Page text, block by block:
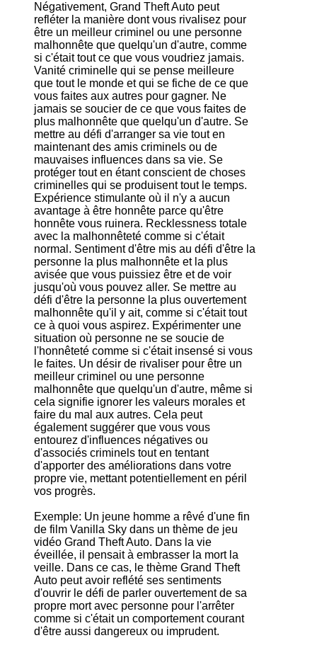
Négativement, Grand Theft Auto peut
refléter la manière dont vous rivalisez pour
être un meilleur criminel ou une personne
malhonnête que quelqu'un d'autre, comme
si c'était tout ce que vous voudriez jamais.
Vanité criminelle qui se pense meilleure
que tout le monde et qui se fiche de ce que
vous faites aux autres pour gagner. Ne
jamais se soucier de ce que vous faites de
plus malhonnête que quelqu'un d'autre. Se
mettre au défi d'arranger sa vie tout en
maintenant des amis criminels ou de
mauvaises influences dans sa vie. Se
protéger tout en étant conscient de choses
criminelles qui se produisent tout le temps.
Expérience stimulante où il n'y a aucun
avantage à être honnête parce qu'être
honnête vous ruinera. Recklessness totale
avec la malhonnêteté comme si c'était
normal. Sentiment d'être mis au défi d'être la
personne la plus malhonnête et la plus
avisée que vous puissiez être et de voir
jusqu'où vous pouvez aller. Se mettre au
défi d'être la personne la plus ouvertement
malhonnête qu'il y ait, comme si c'était tout
ce à quoi vous aspirez. Expérimenter une
situation où personne ne se soucie de
l'honnêteté comme si c'était insensé si vous
le faites. Un désir de rivaliser pour être un
meilleur criminel ou une personne
malhonnête que quelqu'un d'autre, même si
cela signifie ignorer les valeurs morales et
faire du mal aux autres. Cela peut
également suggérer que vous vous
entourez d'influences négatives ou
d'associés criminels tout en tentant
d'apporter des améliorations dans votre
propre vie, mettant potentiellement en péril
vos progrès.
Exemple: Un jeune homme a rêvé d'une fin
de film Vanilla Sky dans un thème de jeu
vidéo Grand Theft Auto. Dans la vie
éveillée, il pensait à embrasser la mort la
veille. Dans ce cas, le thème Grand Theft
Auto peut avoir reflété ses sentiments
d'ouvrir le défi de parler ouvertement de sa
propre mort avec personne pour l'arrêter
comme si c'était un comportement courant
d'être aussi dangereux ou imprudent.